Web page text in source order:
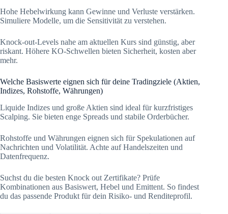
Hohe Hebelwirkung kann Gewinne und Verluste verstärken.
Simuliere Modelle, um die Sensitivität zu verstehen.
Knock-out-Levels nahe am aktuellen Kurs sind günstig, aber
riskant. Höhere KO-Schwellen bieten Sicherheit, kosten aber
mehr.
Welche Basiswerte eignen sich für deine Tradingziele (Aktien,
Indizes, Rohstoffe, Währungen)
Liquide Indizes und große Aktien sind ideal für kurzfristiges
Scalping. Sie bieten enge Spreads und stabile Orderbücher.
Rohstoffe und Währungen eignen sich für Spekulationen auf
Nachrichten und Volatilität. Achte auf Handelszeiten und
Datenfrequenz.
Suchst du die besten Knock out Zertifikate? Prüfe
Kombinationen aus Basiswert, Hebel und Emittent. So findest
du das passende Produkt für dein Risiko- und Renditeprofil.